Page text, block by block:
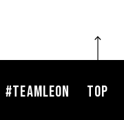
#TEAMLEON TOP